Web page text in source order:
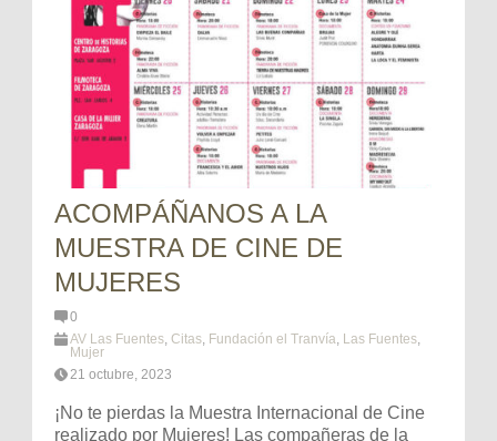
ACOMPÁÑANOS A LA
MUESTRA DE CINE DE
MUJERES
0
AV Las Fuentes, Citas, Fundación el Tranvía, Las Fuentes,
Mujer
21 octubre, 2023
¡No te pierdas la Muestra Internacional de Cine
realizado por Mujeres! Las compañeras de la